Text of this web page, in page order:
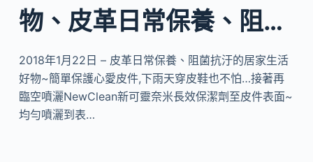
物、皮革日常保養、阻…
2018年1月22日 – 皮革日常保養、阻菌抗汙的居家生活
好物~簡單保護心愛皮件,下雨天穿皮鞋也不怕…接著再
臨空噴灑NewClean新可靈奈米長效保潔劑至皮件表面~
均勻噴灑到表…